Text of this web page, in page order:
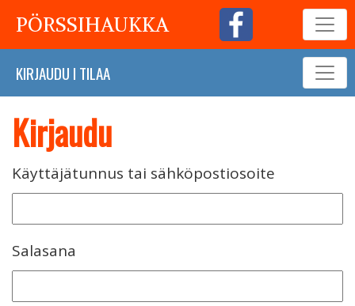
PÖRSSIHAUKKA
KIRJAUDU I TILAA
Kirjaudu
Käyttäjätunnus tai sähköpostiosoite
Salasana